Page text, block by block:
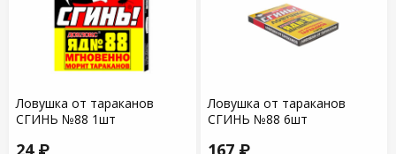
Ловушка от тараканов
СГИНЬ №88 1шт
24 ₽
Ловушка от тараканов
СГИНЬ №88 6шт
167 ₽